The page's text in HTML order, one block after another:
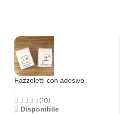
Fazzoletti con adesivo
(10)
Disponibile